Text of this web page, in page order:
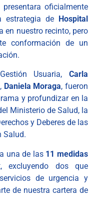
presentara oficialmente
estrategia de Hospital
en nuestro recinto, pero
conformación de un
Usuaria, Carla
Daniela Moraga, fueron
y profundizar en la
Ministerio de Salud, la
y Deberes de las
Salud.
una de las 11 medidas
excluyendo dos que
de urgencia y
de nuestra cartera de